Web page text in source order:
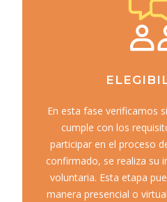
En esta fase verificamos
cumple con los
participar en el proceso
confirmado, se realiza su
voluntaria. Esta etapa
manera presencial o